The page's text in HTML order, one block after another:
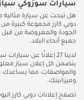
سيارات سوزوكي
هل تبحث عن سيارة
دوبي كارز مجموعة كبيرة
الجودة والمعروضة من قبل
جميع أنحاء البلاد.
لدينا 27 إعلانًا عن سيارات سوزوكي سياز تبدأ من متوسط سعر
يتضمن كل إعلان سياز
والمواصفات، مما يساعدك
وميزانيتك.
تصفح إعلانات دوبي كارز